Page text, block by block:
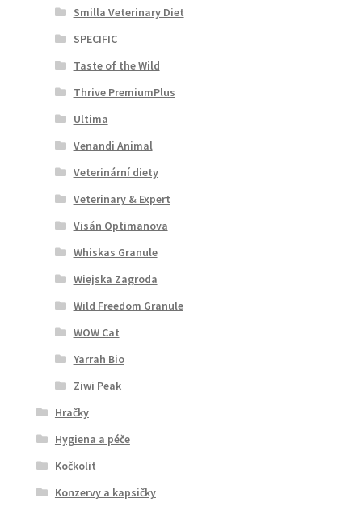
Smilla Veterinary Diet
SPECIFIC
Taste of the Wild
Thrive PremiumPlus
Ultima
Venandi Animal
Veterinární diety
Veterinary & Expert
Visán Optimanova
Whiskas Granule
Wiejska Zagroda
Wild Freedom Granule
WOW Cat
Yarrah Bio
Ziwi Peak
Hračky
Hygiena a péče
Kočkolit
Konzervy a kapsičky